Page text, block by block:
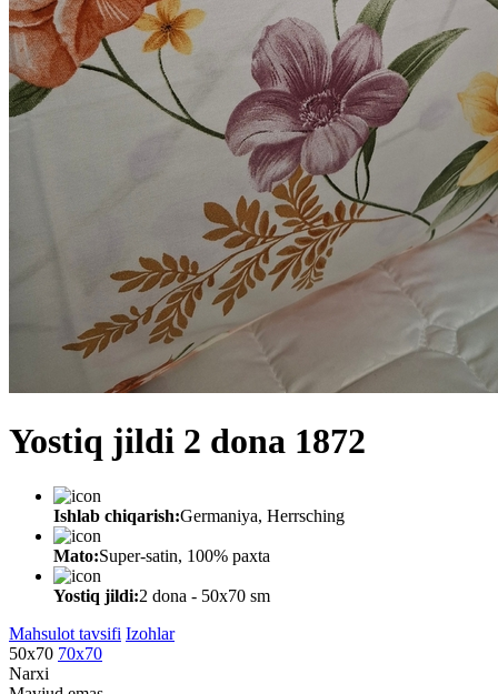
Yostiq jildi 2 dona 1872
Ishlab chiqarish:Germaniya, Herrsching
Mato:Super-satin, 100% paxta
Yostiq jildi:2 dona - 50x70 sm
Mahsulot tavsifi Izohlar
50х70 70х70
Narxi